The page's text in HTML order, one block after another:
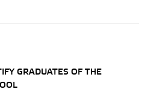
GRADUATES OF THE